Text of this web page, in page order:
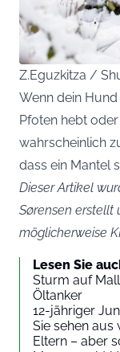
Z.Eguzkitza /
Wenn dein
Pfoten hebt
wahrscheinlich
dass ein Mantel
Dieser Artikel
Sørensen erstellt
möglicherweise
Lesen Sie
Sturm auf
Öltanker
12-jähriger
Sie sehen
Eltern – aber